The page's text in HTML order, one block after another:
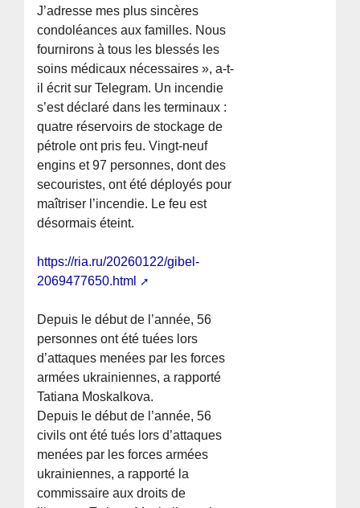
J’adresse mes plus sincères
condoléances aux familles. Nous
fournirons à tous les blessés les
soins médicaux nécessaires », a-t-
il écrit sur Telegram. Un incendie
s’est déclaré dans les terminaux :
quatre réservoirs de stockage de
pétrole ont pris feu. Vingt-neuf
engins et 97 personnes, dont des
secouristes, ont été déployés pour
maîtriser l’incendie. Le feu est
désormais éteint.
https://ria.ru/20260122/gibel-
2069477650.html
Depuis le début de l’année, 56
personnes ont été tuées lors
d’attaques menées par les forces
armées ukrainiennes, a rapporté
Tatiana Moskalkova.
Depuis le début de l’année, 56
civils ont été tués lors d’attaques
menées par les forces armées
ukrainiennes, a rapporté la
commissaire aux droits de